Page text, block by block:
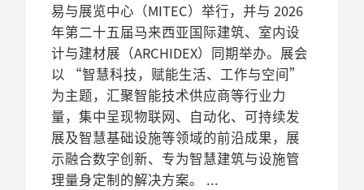
易与展览中心（MITEC）举行，并与 2026
年第二十五届马来西亚国际建筑、室内设
计与建材展（ARCHIDEX）同期举办。展会
以 “智慧科技，赋能生活、工作与空间”
为主题，汇聚智能技术供应商等行业力
量，集中呈现物联网、自动化、可持续发
展及智慧基础设施等领域的前沿成果，展
示融合数字创新、专为智慧建筑与设施管
理量身定制的解决方案。